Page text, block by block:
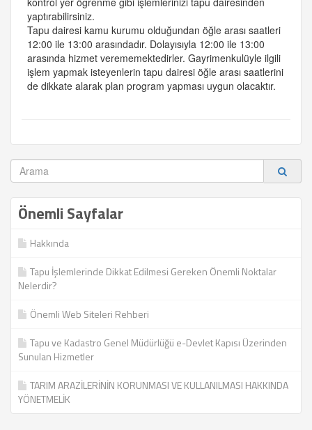
yaptırabilirsiniz.
Tapu dairesi kamu kurumu olduğundan öğle arası saatleri
12:00 ile 13:00 arasındadır. Dolayısıyla 12:00 ile 13:00
arasında hizmet verememektedirler. Gayrimenkulüyle ilgili
işlem yapmak isteyenlerin tapu dairesi öğle arası saatlerini
de dikkate alarak plan program yapması uygun olacaktır.
Önemli Sayfalar
Hakkında
Tapu İşlemlerinde Dikkat Edilmesi Gereken Önemli Noktalar
Nelerdir?
Önemli Web Siteleri Rehberi
Tapu ve Kadastro Genel Müdürlüğü e-Devlet Kapısı Üzerinden
Sunulan Hizmetler
TARIM ARAZİLERİNİN KORUNMASI VE KULLANILMASI HAKKINDA
YÖNETMELİK